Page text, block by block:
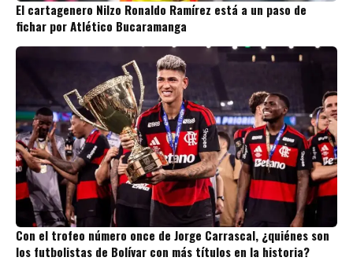
El cartagenero Nilzo Ronaldo Ramírez está a un paso de
fichar por Atlético Bucaramanga
Con el trofeo número once de Jorge Carrascal, ¿quiénes son
los futbolistas de Bolívar con más títulos en la historia?